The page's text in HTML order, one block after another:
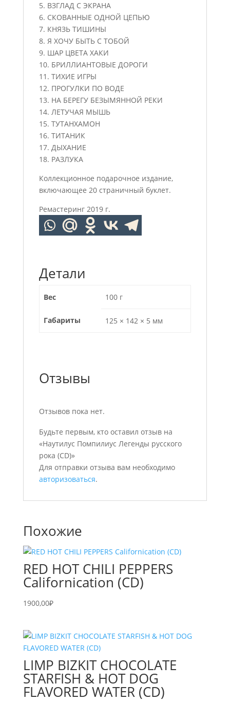
5. ВЗГЛАД С ЭКРАНА
6. СКОВАННЫЕ ОДНОЙ ЦЕПЬЮ
7. КНЯЗЬ ТИШИНЫ
8. Я ХОЧУ БЫТЬ С ТОБОЙ
9. ШАР ЦВЕТА ХАКИ
10. БРИЛЛИАНТОВЫЕ ДОРОГИ
11. ТИХИЕ ИГРЫ
12. ПРОГУЛКИ ПО ВОДЕ
13. НА БЕРЕГУ БЕЗЫМЯННОЙ РЕКИ
14. ЛЕТУЧАЯ МЫШЬ
15. ТУТАНХАМОН
16. ТИТАНИК
17. ДЫХАНИЕ
18. РАЗЛУКА
Коллекционное подарочное издание,
включающее 20 страничный буклет.
Ремастеринг 2019 г.
Детали
Вес 100 г
Габариты 125 × 142 × 5 мм
Отзывы
Отзывов пока нет.
Будьте первым, кто оставил отзыв на
«Наутилус Помпилиус Легенды русского
рока (CD)»
Для отправки отзыва вам необходимо
авторизоваться.
Похожие
RED HOT CHILI PEPPERS
Californication (CD)
1900,00₽
LIMP BIZKIT CHOCOLATE
STARFISH & HOT DOG
FLAVORED WATER (CD)